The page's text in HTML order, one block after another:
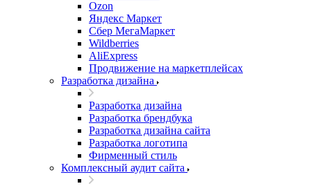
Ozon
Яндекс Маркет
Сбер МегаМаркет
Wildberries
AliExpress
Продвижение на маркетплейсах
Разработка дизайна
Разработка дизайна
Разработка брендбука
Разработка дизайна сайта
Разработка логотипа
Фирменный стиль
Комплексный аудит сайта